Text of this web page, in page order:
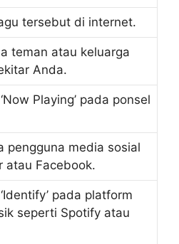
tersebut di internet.
teman atau keluarga
Anda.
Playing’ pada ponsel
pengguna media sosial
atau Facebook.
pada platform
seperti Spotify atau